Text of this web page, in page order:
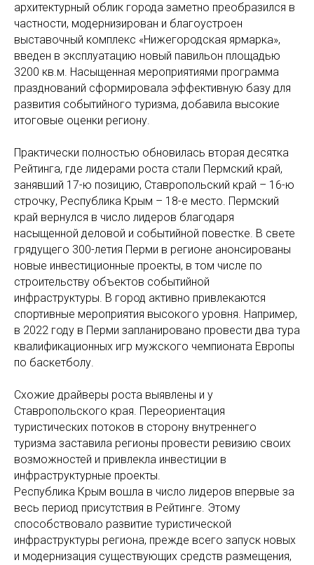
архитектурный облик города заметно преобразился в
частности, модернизирован и благоустроен
выставочный комплекс «Нижегородская ярмарка»,
введен в эксплуатацию новый павильон площадью
3200 кв.м. Насыщенная мероприятиями программа
празднований сформировала эффективную базу для
развития событийного туризма, добавила высокие
итоговые оценки региону.
Практически полностью обновилась вторая десятка
Рейтинга, где лидерами роста стали Пермский край,
занявший 17-ю позицию, Ставропольский край – 16-ю
строчку, Республика Крым – 18-е место. Пермский
край вернулся в число лидеров благодаря
насыщенной деловой и событийной повестке. В свете
грядущего 300-летия Перми в регионе анонсированы
новые инвестиционные проекты, в том числе по
строительству объектов событийной
инфраструктуры. В город активно привлекаются
спортивные мероприятия высокого уровня. Например,
в 2022 году в Перми запланировано провести два тура
квалификационных игр мужского чемпионата Европы
по баскетболу.
Схожие драйверы роста выявлены и у
Ставропольского края. Переориентация
туристических потоков в сторону внутреннего
туризма заставила регионы провести ревизию своих
возможностей и привлекла инвестиции в
инфраструктурные проекты.
Республика Крым вошла в число лидеров впервые за
весь период присутствия в Рейтинге. Этому
способствовало развитие туристической
инфраструктуры региона, прежде всего запуск новых
и модернизация существующих средств размещения,